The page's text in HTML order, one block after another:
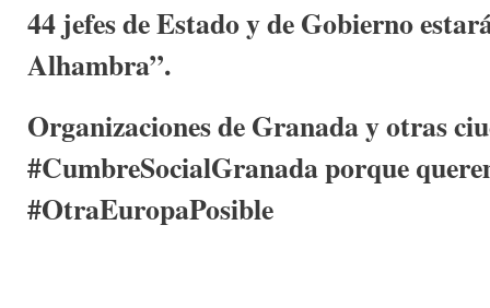
44 jefes de Estado y de Gobierno
Alhambra”.
Organizaciones de Granada y otras
#CumbreSocialGranada porque
#OtraEuropaPosible